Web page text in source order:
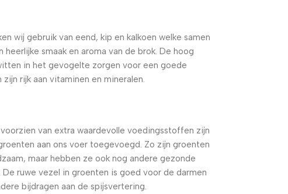
wij gebruik van eend, kip en kalkoen welke samen
heerlijke smaak en aroma van de brok. De hoog
in het gevogelte zorgen voor een goede
rijk aan vitaminen en mineralen.
van extra waardevolle voedingsstoffen zijn
aan ons voer toegevoegd. Zo zijn groenten
maar hebben ze ook nog andere gezonde
De ruwe vezel in groenten is goed voor de darmen
bijdragen aan de spijsvertering.